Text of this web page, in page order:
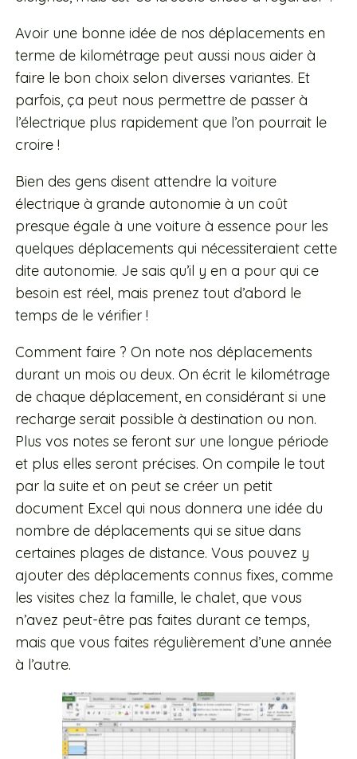
Avoir une bonne idée de nos déplacements en
terme de kilométrage peut aussi nous aider à
faire le bon choix selon diverses variantes. Et
parfois, ça peut nous permettre de passer à
l’électrique plus rapidement que l’on pourrait le
croire !
Bien des gens disent attendre la voiture
électrique à grande autonomie à un coût
presque égale à une voiture à essence pour les
quelques déplacements qui nécessiteraient cette
dite autonomie. Je sais qu’il y en a pour qui ce
besoin est réel, mais prenez tout d’abord le
temps de le vérifier !
Comment faire ? On note nos déplacements
durant un mois ou deux. On écrit le kilométrage
de chaque déplacement, en considérant si une
recharge serait possible à destination ou non.
Plus vos notes se feront sur une longue période
et plus elles seront précises. On compile le tout
par la suite et on peut se créer un petit
document Excel qui nous donnera une idée du
nombre de déplacements qui se situe dans
certaines plages de distance. Vous pouvez y
ajouter des déplacements connus fixes, comme
les visites chez la famille, le chalet, que vous
n’avez peut-être pas faites durant ce temps,
mais que vous faites régulièrement d’une année
à l’autre.